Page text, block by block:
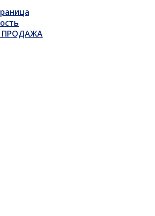
ПРОДАЖА